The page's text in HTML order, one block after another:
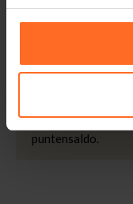
iDeal, Riverty
in de vorm van
bekijk evt.
puntensaldo.